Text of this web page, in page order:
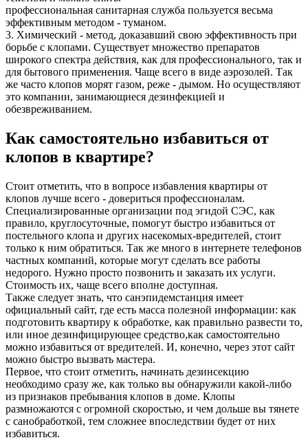
профессиональная санитарная служба пользуется весьма
эффективным методом - туманом.
3. Химический - метод, доказавший свою эффективность при
борьбе с клопами. Существует множество препаратов
широкого спектра действия, как для профессионального, так и
для бытового применения. Чаще всего в виде аэрозолей. Так
же часто клопов морят газом, реже - дымом. Но осуществляют
это компании, занимающиеся дезинфекцией и
обезвреживанием.
Как самостоятельно избавиться от
клопов в квартире?
Стоит отметить, что в вопросе избавления квартиры от
клопов лучше всего - довериться профессионалам.
Специализированные организации под эгидой СЭС, как
правило, круглосуточные, помогут быстро избавиться от
постельного клопа и других насекомых-вредителей, стоит
только к ним обратиться. Так же много в интернете телефонов
частных компаний, которые могут сделать все работы
недорого. Нужно просто позвонить и заказать их услуги.
Стоимость их, чаще всего вполне доступная.
Также следует знать, что санэпидемстанция имеет
официальный сайт, где есть масса полезной информации: как
подготовить квартиру к обработке, как правильно развести то,
или иное дезинфицирующее средство,как самостоятельно
можно избавиться от вредителей. И, конечно, через этот сайт
можно быстро вызвать мастера.
Первое, что стоит отметить, начинать дезинсекцию
необходимо сразу же, как только вы обнаружили какой-либо
из признаков пребывания клопов в доме. Клопы
размножаются с огромной скоростью, и чем дольше вы тянете
с санобработкой, тем сложнее впоследствии будет от них
избавиться.